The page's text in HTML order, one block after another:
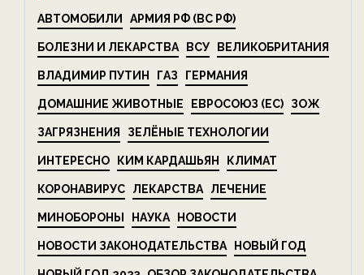
АВТОМОБИЛИ АРМИЯ РФ (ВС РФ)
БОЛЕЗНИ И ЛЕКАРСТВА ВСУ ВЕЛИКОБРИТАНИЯ
ВЛАДИМИР ПУТИН ГАЗ ГЕРМАНИЯ
ДОМАШНИЕ ЖИВОТНЫЕ ЕВРОСОЮЗ (ЕС) ЗОЖ
ЗАГРЯЗНЕНИЯ ЗЕЛЁНЫЕ ТЕХНОЛОГИИ
ИНТЕРЕСНО КИМ КАРДАШЬЯН КЛИМАТ
КОРОНАВИРУС ЛЕКАРСТВА ЛЕЧЕНИЕ
МИНОБОРОНЫ НАУКА НОВОСТИ
НОВОСТИ ЗАКОНОДАТЕЛЬСТВА НОВЫЙ ГОД